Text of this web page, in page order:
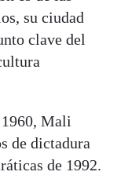
su ciudad
clave del
1960, Mali
de dictadura
de 1992.